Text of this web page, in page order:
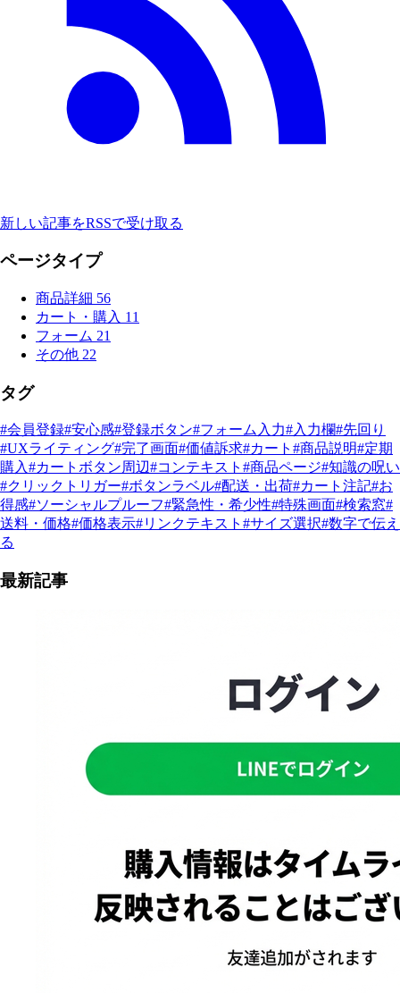
新しい記事をRSSで受け取る
ページタイプ
商品詳細 56
カート・購入 11
フォーム 21
その他 22
タグ
#会員登録#安心感#登録ボタン#フォーム入力#入力欄#先回り
#UXライティング#完了画面#価値訴求#カート #商品説明#定期
購入#カートボタン周辺#コンテキスト #商品ページ#知識の呪い
#クリックトリガー#ボタンラベル#配送・出荷#カート注記#お
得感#ソーシャルプルーフ#緊急性・希少性#特殊画面#検索窓#
送料・価格#価格表示#リンクテキスト #サイズ選択#数字で伝え
る
最新記事